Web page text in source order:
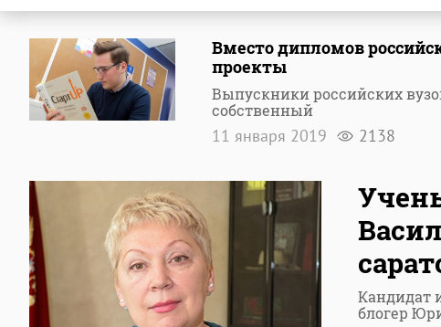
Вместо дипломов
проекты
Выпускники российских
собственный
11 января 2019 2138
Кандидат
блогер